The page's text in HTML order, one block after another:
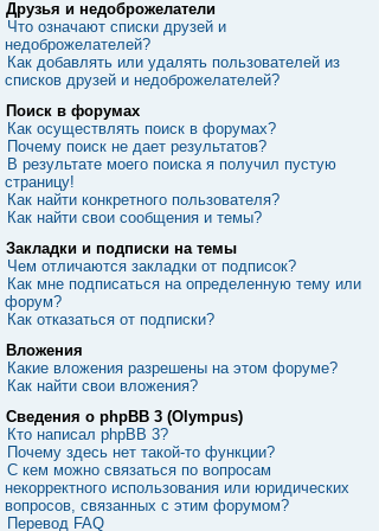
Друзья и недоброжелатели
Что означают списки друзей и
недоброжелателей?
Как добавлять или удалять пользователей из
списков друзей и недоброжелателей?
Поиск в форумах
Как осуществлять поиск в форумах?
Почему поиск не дает результатов?
В результате моего поиска я получил пустую
страницу!
Как найти конкретного пользователя?
Как найти свои сообщения и темы?
Закладки и подписки на темы
Чем отличаются закладки от подписок?
Как мне подписаться на определенную тему или
форум?
Как отказаться от подписки?
Вложения
Какие вложения разрешены на этом форуме?
Как найти свои вложения?
Сведения о phpBB 3 (Olympus)
Кто написал phpBB 3?
Почему здесь нет такой-то функции?
С кем можно связаться по вопросам
некорректного использования или юридических
вопросов, связанных с этим форумом?
Перевод FAQ